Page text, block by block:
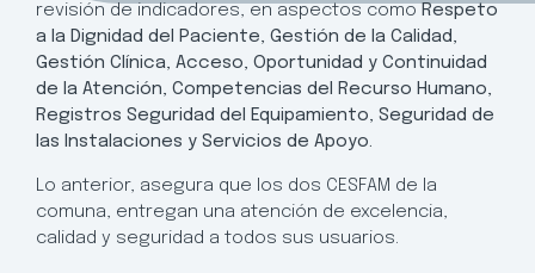
revisión de indicadores, en aspectos como Respeto
a la Dignidad del Paciente, Gestión de la Calidad,
Gestión Clínica, Acceso, Oportunidad y Continuidad
de la Atención, Competencias del Recurso Humano,
Registros Seguridad del Equipamiento, Seguridad de
las Instalaciones y Servicios de Apoyo.
Lo anterior, asegura que los dos CESFAM de la
comuna, entregan una atención de excelencia,
calidad y seguridad a todos sus usuarios.